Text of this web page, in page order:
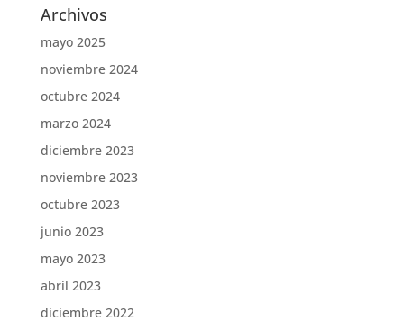
Archivos
mayo 2025
noviembre 2024
octubre 2024
marzo 2024
diciembre 2023
noviembre 2023
octubre 2023
junio 2023
mayo 2023
abril 2023
diciembre 2022